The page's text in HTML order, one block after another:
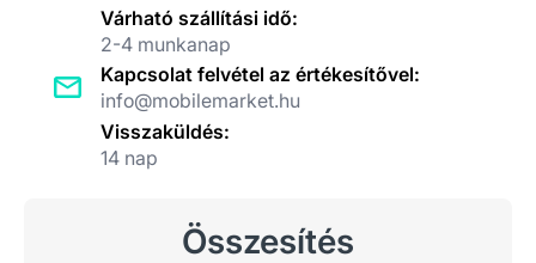
Várható szállítási idő:
2-4 munkanap
Kapcsolat felvétel az értékesítővel:
info@mobilemarket.hu
Visszaküldés:
14 nap
Összesítés